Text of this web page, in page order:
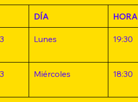
DÍA HORA
Lunes 19:30
Miércoles 18:30